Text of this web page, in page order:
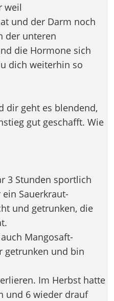
weil
und der Darm noch
der unteren
die Hormone sich
dich weiterhin so
dir geht es blendend,
gut geschafft. Wie
3 Stunden sportlich
Sauerkraut-
und getrunken, die
Mangosaft-
getrunken und bin
Im Herbst hatte
und 6 wieder drauf